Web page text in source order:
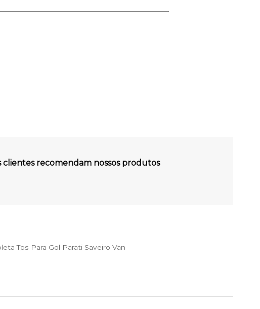
clientes recomendam nossos produtos
Tps Para Gol Parati Saveiro Van